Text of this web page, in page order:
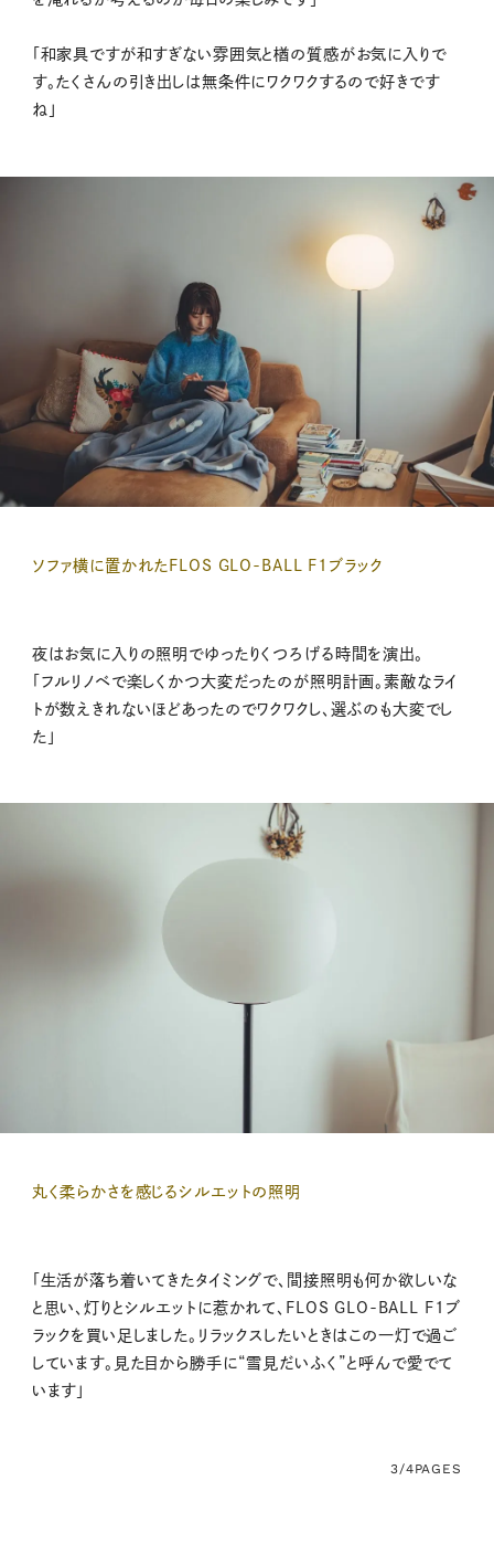
「和家具ですが和すぎない雰囲気と楢の質感がお気に入りで
す。たくさんの引き出しは無条件にワクワクするので好きです
ね」
ソファ横に置かれたFLOS GLO-BALL F1ブラック
夜はお気に入りの照明でゆったりくつろげる時間を演出。
「フルリノベで楽しくかつ大変だったのが照明計画。素敵なライ
トが数えきれないほどあったのでワクワクし、選ぶのも大変でし
た」
丸く柔らかさを感じるシルエットの照明
「生活が落ち着いてきたタイミングで、間接照明も何か欲しいな
と思い、灯りとシルエットに惹かれて、FLOS GLO-BALL F1ブ
ラックを買い足しました。リラックスしたいときはこの一灯で過ご
しています。見た目から勝手に“雪見だいふく”と呼んで愛でて
います」
3/4PAGES